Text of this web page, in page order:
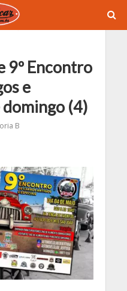
9º Encontro
e
domingo (4)
B